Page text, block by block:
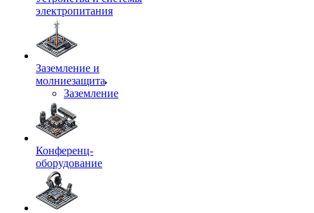
электропитания
Заземление и
молниезащита
Заземление
Конференц-
оборудование